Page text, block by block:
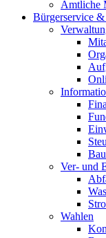
Amtliche
Bürgerservice
Ver- und
Wahlen